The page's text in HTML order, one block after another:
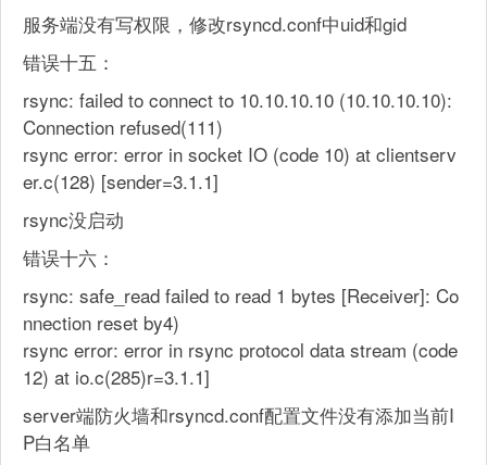
服务端没有写权限，修改rsyncd.conf中uid和gid
错误十五：
rsync: failed to connect to 10.10.10.10 (10.10.10.10):
Connection refused(111)
rsync error: error in socket IO (code 10) at clientserv
er.c(128) [sender=3.1.1]
rsync没启动
错误十六：
rsync: safe_read failed to read 1 bytes [Receiver]: Co
nnection reset by4)
rsync error: error in rsync protocol data stream (code
12) at io.c(285)r=3.1.1]
server端防火墙和rsyncd.conf配置文件没有添加当前I
P白名单